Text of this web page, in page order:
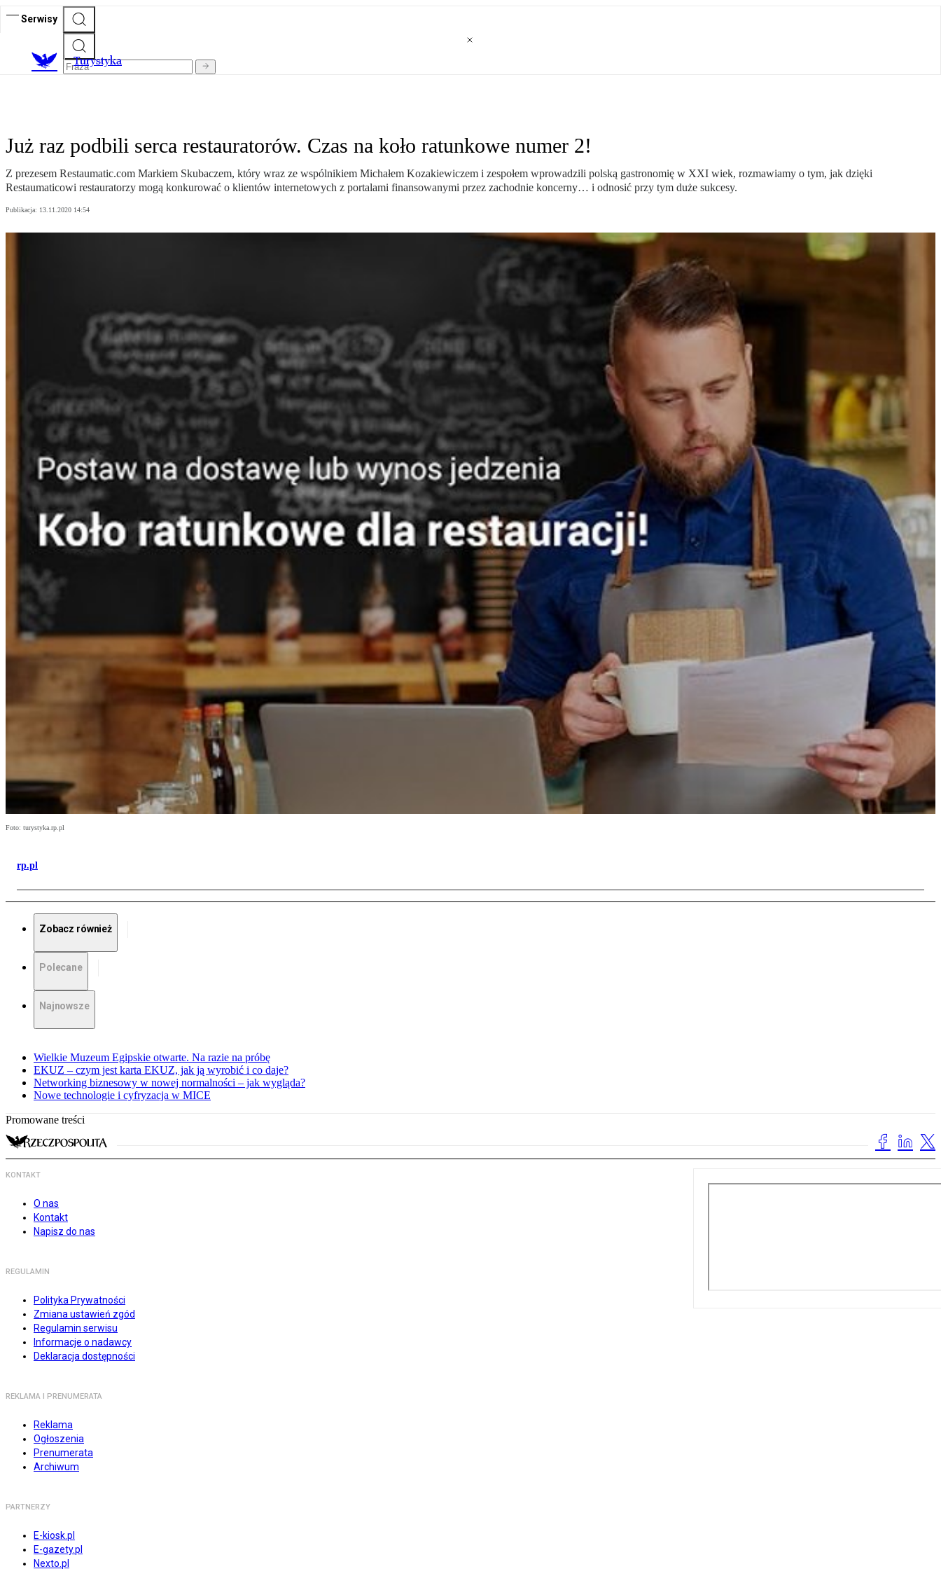
Serwisy
Turystyka
Już raz podbili serca restauratorów. Czas na koło ratunkowe numer 2!
Z prezesem Restaumatic.com Markiem Skubaczem, który wraz ze wspólnikiem Michałem Kozakiewiczem i zespołem wprowadzili polską gastronomię w XXI wiek, rozmawiamy o tym, jak dzięki
Restaumaticowi restauratorzy mogą konkurować o klientów internetowych z portalami finansowanymi przez zachodnie koncerny… i odnosić przy tym duże sukcesy.
Publikacja: 13.11.2020 14:54
Foto: turystyka.rp.pl
rp.pl
Zobacz również
Polecane
Najnowsze
Wielkie Muzeum Egipskie otwarte. Na razie na próbę
EKUZ – czym jest karta EKUZ, jak ją wyrobić i co daje?
Networking biznesowy w nowej normalności – jak wygląda?
Nowe technologie i cyfryzacja w MICE
Promowane treści
KONTAKT
O nas
Kontakt
Napisz do nas
REGULAMIN
Polityka Prywatności
Zmiana ustawień zgód
Regulamin serwisu
Informacje o nadawcy
Deklaracja dostępności
REKLAMA I PRENUMERATA
Reklama
Ogłoszenia
Prenumerata
Archiwum
PARTNERZY
E-kiosk.pl
E-gazety.pl
Nexto.pl